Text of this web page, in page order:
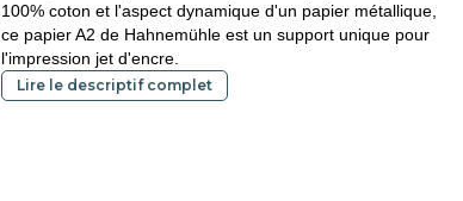
100% coton et l'aspect dynamique d'un papier métallique,
ce papier A2 de Hahnemühle est un support unique pour
l'impression jet d'encre.
Lire le descriptif complet